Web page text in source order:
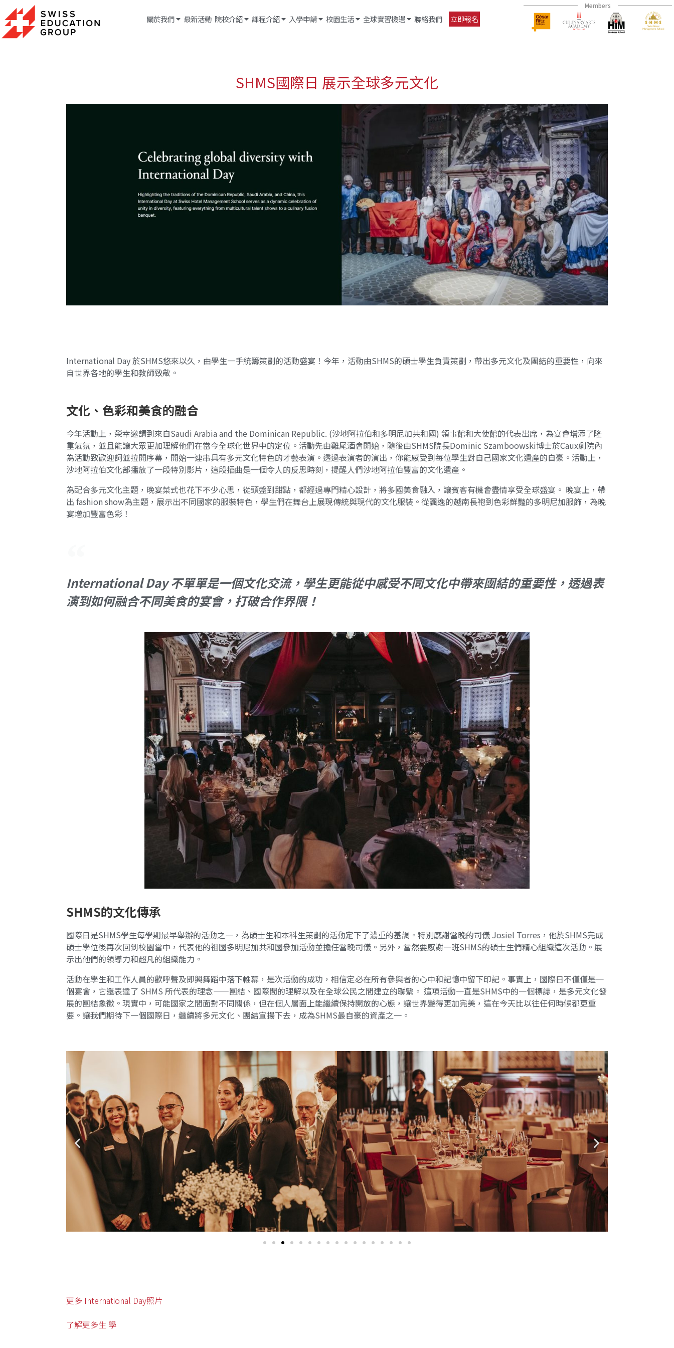
關於我們 最新活動 院校介紹 課程介紹 入學申請 校園生活 全球實習機遇 聯絡我們 立即報名
Members
SHMS國際日 展示全球多元文化
International Day 於SHMS悠來以久，由學生一手統籌策劃的活動盛宴！今年，活動由SHMS的碩士學生負責策劃，帶出多元文化及團結的重要性，向來
自世界各地的學生和教師致敬。
文化、色彩和美食的融合
今年活動上，榮幸邀請到來自Saudi Arabia and the Dominican Republic. (沙地阿拉伯和多明尼加共和國) 領事館和大使館的代表出席，為宴會增添了隆
重氣氛，並且能讓大眾更加理解他們在當今全球化世界中的定位。活動先由雞尾酒會開始，隨後由SHMS院長Dominic Szamboowski博士於Caux劇院內
為活動致歡迎詞並拉開序幕，開始一連串具有多元文化特色的才藝表演。透過表演者的演出，你能感受到每位學生對自己國家文化遺產的自豪。活動上，
沙地阿拉伯文化部播放了一段特別影片，這段插曲是一個令人的反思時刻，提醒人們沙地阿拉伯豐富的文化遺產。
為配合多元文化主題，晚宴菜式也花下不少心思，從頭盤到甜點，都經過專門精心設計，將多國美食融入，讓賓客有機會盡情享受全球盛宴。 晚宴上，帶
出 fashion show為主題，展示出不同國家的服裝特色，學生們在舞台上展現傳統與現代的文化服裝。從飄逸的越南長袍到色彩鮮豔的多明尼加服飾，為晚
宴增加豐富色彩！
International Day 不單單是一個文化交流，學生更能從中感受不同文化中帶來團結的重要性，透過表
演到如何融合不同美食的宴會，打破合作界限！
SHMS的文化傳承
國際日是SHMS學生每學期最早舉辦的活動之一，為碩士生和本科生策劃的活動定下了濃重的基調。特別感謝當晚的司儀 Josiel Torres，他於SHMS完成
碩士學位後再次回到校園當中，代表他的祖國多明尼加共和國參加活動並擔任當晚司儀。另外，當然要感謝一班SHMS的碩士生們精心組織這次活動。展
示出他們的領導力和超凡的組織能力。
活動在學生和工作人員的歡呼聲及即興舞蹈中落下帷幕，是次活動的成功，相信定必在所有參與者的心中和記憶中留下印記。事實上，國際日不僅僅是一
個宴會，它還表達了 SHMS 所代表的理念——團結、國際間的理解以及在全球公民之間建立的聯繫。 這項活動一直是SHMS中的一個標誌，是多元文化發
展的團結象徵。現實中，可能國家之間面對不同關係，但在個人層面上能繼續保持開放的心態，讓世界變得更加完美，這在今天比以往任何時候都更重
要。讓我們期待下一個國際日，繼續將多元文化、團結宣揚下去，成為SHMS最自豪的資產之一。
更多 International Day照片
了解更多生 學